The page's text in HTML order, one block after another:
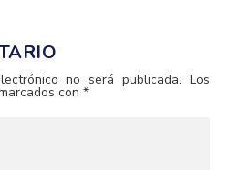
no será publicada. Los
con*